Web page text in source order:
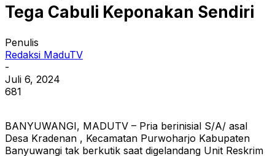
Tega Cabuli Keponakan Sendiri
Penulis
Redaksi MaduTV
-
Juli 6, 2024
681
BANYUWANGI, MADUTV – Pria berinisial S/A/ asal
Desa Kradenan , Kecamatan Purwoharjo Kabupaten
Banyuwangi tak berkutik saat digelandang Unit Reskrim